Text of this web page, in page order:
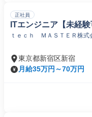
正社員
ITエンジニア【未経
ｔｅｃｈ ＭＡＳＴＥＲ株式
東京都新宿区新宿
月給35万円～70万円